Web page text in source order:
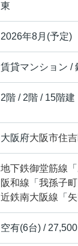
東
2026年8月(予定)
賃貸マンション /
2階 / 2階 / 15階建
大阪府大阪市住
地下鉄御堂筋線 「
阪和線 「 我孫子町
近鉄南大阪線 「
空有(6台) /